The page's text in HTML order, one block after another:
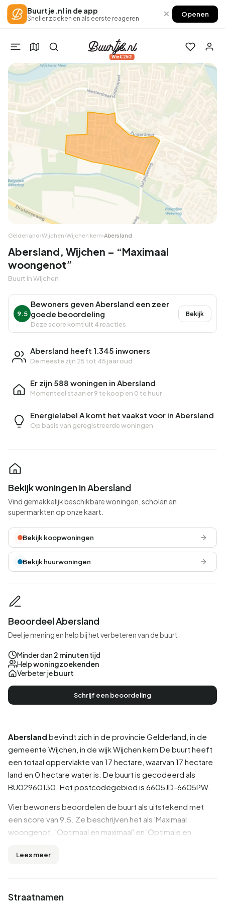
Buurtje.nl in de app
Sneller zoeken en als eerste reageren × Openen
Win €250!
Gelderland›Wijchen›Wijchen kern›Abersland
Abersland, Wijchen – “Maximaal
woongenot”
Buurt in Wijchen
9.5
Bewoners geven Abersland een zeer
goede beoordeling
Deze score komt uit 4 reacties
Bekijk
Abersland heeft 1.345 inwoners
De meeste zijn 25 tot 45 jaar oud
Er zijn 588 woningen in Abersland
Momenteel staan er9 te koop en 0 te huur
Energielabel A komt het vaakst voor in Abersland
Op basis van geregistreerde woningen
Abersland bevindt zich in de provincie Gelderland , in de
gemeente Wijchen , in de wijkWijchen kern De buurt heeft
een totaal oppervlakte van 17 hectare, waarvan 17 hectare
land en 0 hectare water is. De buurt is gecodeerd als
BU02960130. Het postcodegebied is 6605JD-6605PW.
Vier bewoners beoordelen de buurt als uitstekend met
een score van 9.5. Ze beschrijven het als 'Maximaal
woongenot', 'Optimaal en maximaal' en 'Optimale en
verdeeld, maar over het algemeen worden alle aspecten
Inwoners
Lees meer
Straatnamen
Bekijk woningen in Abersland
Vind gemakkelijk beschikbare woningen, scholen en
supermarkten op onze kaart.
Bekijk koopwoningen
Bekijk huurwoningen
Beoordeel Abersland
Deel je mening en help bij het verbeteren van de buurt.
Minder dan 2 minutentijd
Helpwoningzoekenden
Verbeter jebuurt
Schrijf een beoordeling